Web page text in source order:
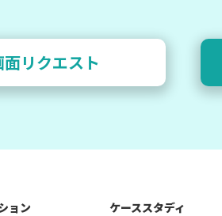
リクエスト
ョン ケーススタディ